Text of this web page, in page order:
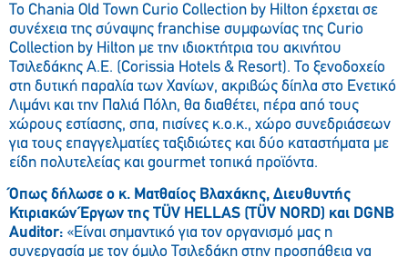
Το Chania Old Town Curio Collection by Hilton έρχεται σε
συνέχεια της σύναψης franchise συμφωνίας της Curio
Collection by Hilton με την ιδιοκτήτρια του ακινήτου
Τσιλεδάκης Α.Ε. (Corissia Hotels & Resort). Το ξενοδοχείο
στη δυτική παραλία των Χανίων, ακριβώς δίπλα στο Ενετικό
Λιμάνι και την Παλιά Πόλη, θα διαθέτει, πέρα από τους
χώρους εστίασης, σπα, πισίνες κ.ο.κ., χώρο συνεδριάσεων
για τους επαγγελματίες ταξιδιώτες και δύο καταστήματα με
είδη πολυτελείας και gourmet τοπικά προϊόντα.
Όπως δήλωσε ο κ. Ματθαίος Βλαχάκης, Διευθυντής
Κτιριακών Έργων της TÜV HELLAS (TÜV NORD) και DGNB
Auditor: «Είναι σημαντικό για τον οργανισμό μας η
συνεργασία με τον όμιλο Τσιλεδάκη στην προσπάθεια να